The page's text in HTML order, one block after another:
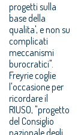
progetti sulla
base della
qualita', e non su
complicati
meccanismi
burocratici".
Freyrie coglie
l'occasione per
ricordare il
RIUSO, "progetto
del Consiglio
nazionale degli